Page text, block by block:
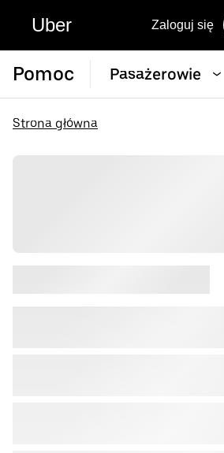
Uber Zaloguj się
Pomoc Pasażerowie
Strona główna